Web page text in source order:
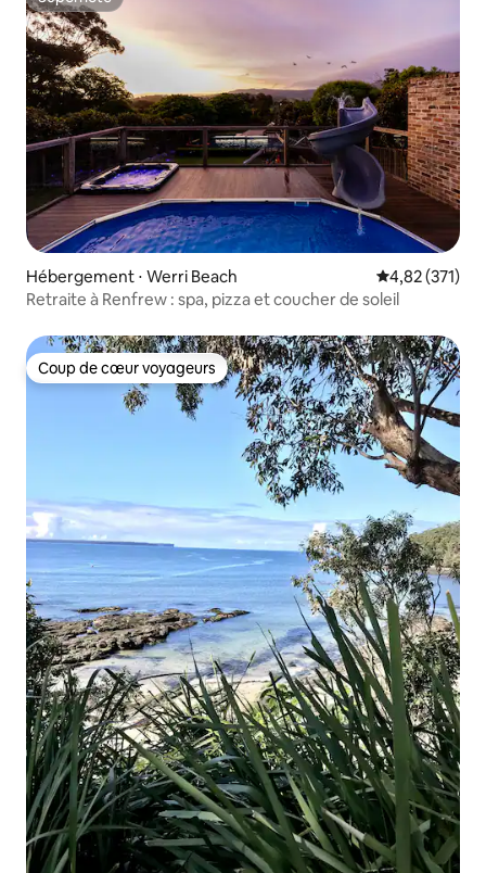
Superhôte
Hébergement ⋅ Werri Beach Évaluation
4,82 (371)
Retraite à Renfrew : spa, pizza et coucher de soleil
Coup de cœur voyageurs
Coup de cœur voyageurs